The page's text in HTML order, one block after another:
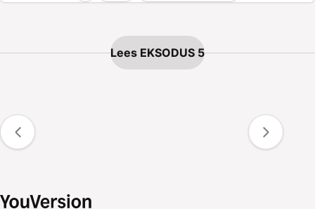
Lees EKSODUS 5